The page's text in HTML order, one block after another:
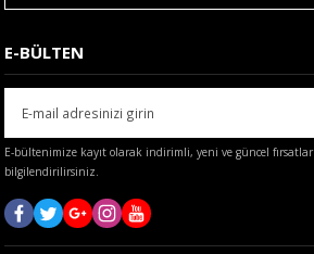
Gönder
E-BÜLTEN
E-bültenimize kayıt olarak indirimli, yeni ve güncel fırsatlar
bilgilendirilirsiniz.